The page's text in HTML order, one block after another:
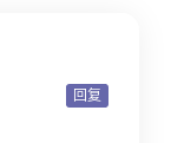
回复